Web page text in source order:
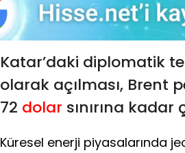
Katar’daki diplomatik
olarak açılması, Brent
72 dolar sınırına kadar
Küresel enerji piyasalarında